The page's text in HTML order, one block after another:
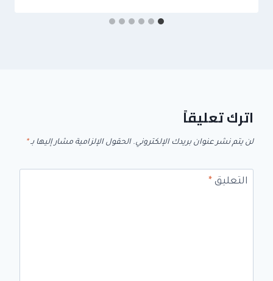
اترك تعليقاً
لن يتم نشر عنوان بريدك الإلكتروني. الحقول الإلزامية مشار إليها بـ *
التعليق *